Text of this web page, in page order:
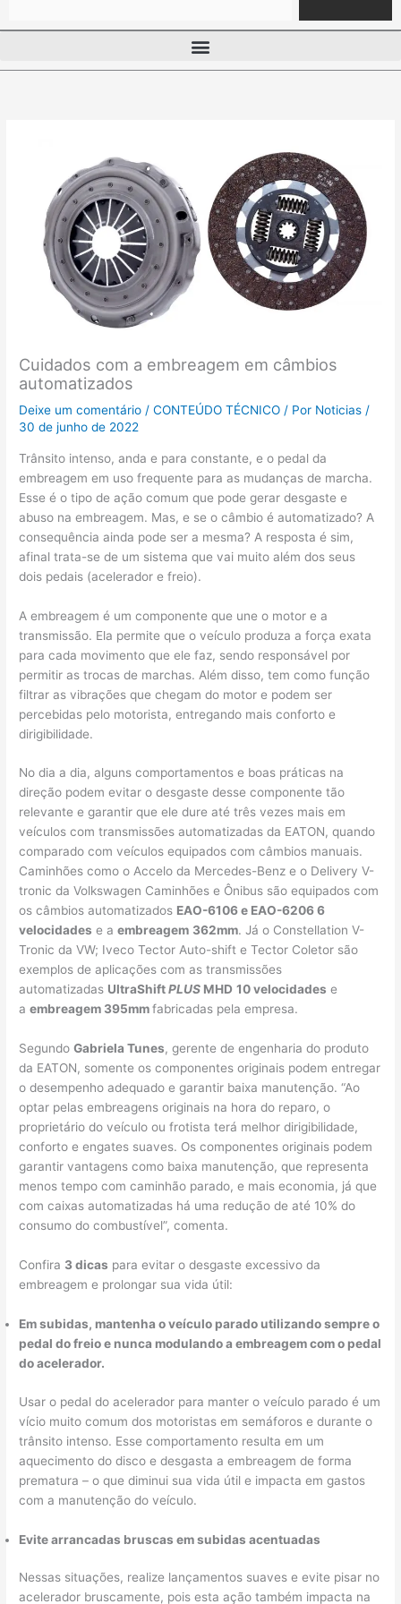
Cuidados com a embreagem em câmbios
automatizados
Deixe um comentário /CONTEÚDO TÉCNICO / Por Noticias /
30 de junho de 2022
Trânsito intenso, anda e para constante, e o pedal da
embreagem em uso frequente para as mudanças de marcha.
Esse é o tipo de ação comum que pode gerar desgaste e
abuso na embreagem. Mas, e se o câmbio é automatizado? A
consequência ainda pode ser a mesma? A resposta é sim,
afinal trata-se de um sistema que vai muito além dos seus
dois pedais (acelerador e freio).
A embreagem é um componente que une o motor e a
transmissão. Ela permite que o veículo produza a força exata
para cada movimento que ele faz, sendo responsável por
permitir as trocas de marchas. Além disso, tem como função
filtrar as vibrações que chegam do motor e podem ser
percebidas pelo motorista, entregando mais conforto e
dirigibilidade.
No dia a dia, alguns comportamentos e boas práticas na
direção podem evitar o desgaste desse componente tão
relevante e garantir que ele dure até três vezes mais em
veículos com transmissões automatizadas da EATON, quando
comparado com veículos equipados com câmbios manuais.
Caminhões como o Accelo da Mercedes-Benz e o Delivery V-
tronic da Volkswagen Caminhões e Ônibus são equipados com
os câmbios automatizados EAO-6106 e EAO-6206 6
velocidades e aembreagem 362mm. Já o Constellation V-
Tronic da VW; Iveco Tector Auto-shift e Tector Coletor são
exemplos de aplicações com as transmissões
automatizadas UltraShiftPLUS MHD 10 velocidades e
aembreagem 395mmfabricadas pela empresa.
SegundoGabriela Tunes, gerente de engenharia do produto
da EATON, somente os componentes originais podem entregar
o desempenho adequado e garantir baixa manutenção. “Ao
optar pelas embreagens originais na hora do reparo, o
proprietário do veículo ou frotista terá melhor dirigibilidade,
conforto e engates suaves. Os componentes originais podem
garantir vantagens como baixa manutenção, que representa
menos tempo com caminhão parado, e mais economia, já que
com caixas automatizadas há uma redução de até 10% do
consumo do combustível”, comenta.
Confira 3 dicas para evitar o desgaste excessivo da
embreagem e prolongar sua vida útil:
Em subidas, mantenha o veículo parado utilizando sempre o
pedal do freio e nunca modulando a embreagem com o pedal
do acelerador.
Usar o pedal do acelerador para manter o veículo parado é um
vício muito comum dos motoristas em semáforos e durante o
trânsito intenso. Esse comportamento resulta em um
aquecimento do disco e desgasta a embreagem de forma
prematura – o que diminui sua vida útil e impacta em gastos
com a manutenção do veículo.
Evite arrancadas bruscas em subidas acentuadas
Nessas situações, realize lançamentos suaves e evite pisar no
acelerador bruscamente, pois esta ação também impacta na